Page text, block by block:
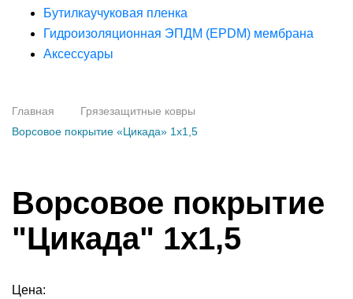
Бутилкаучуковая пленка
Гидроизоляционная ЭПДМ (EPDM) мембрана
Аксессуары
Главная
Грязезащитные ковры
Ворсовое покрытие «Цикада» 1х1,5
Ворсовое покрытие
"Цикада" 1х1,5
Цена: